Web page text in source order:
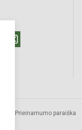
Prieinamumo paraiška